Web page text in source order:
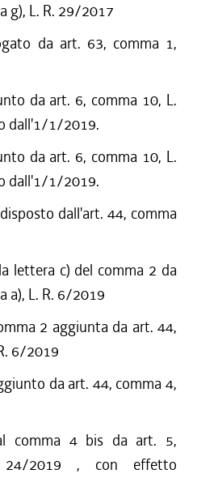
g), L. R. 29/2017
da art. 63, comma 1,
da art. 6, comma 10, L.
dall'1/1/2019.
da art. 6, comma 10, L.
dall'1/1/2019.
dall'art. 44, comma
lettera c) del comma 2 da
a), L. R. 6/2019
2 aggiunta da art. 44,
6/2019
da art. 44, comma 4,
comma 4 bis da art. 5,
2019 , con effetto